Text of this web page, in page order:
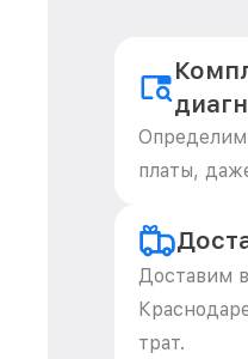
Определим
платы,
Доставим
трат.